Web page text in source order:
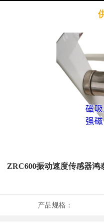
ZRC600振动速度传感器鸿
产品规格：